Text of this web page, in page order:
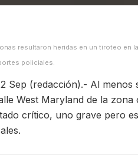
resultaron heridas en un tiroteo en
policiales.
Sep (redacción).- Al
West Maryland de la
crítico, uno grave pero